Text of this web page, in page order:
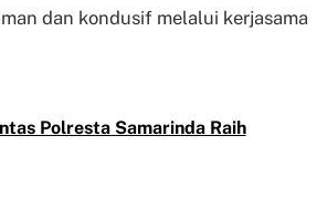
dan kondusif melalui kerjasama
Polresta Samarinda Raih